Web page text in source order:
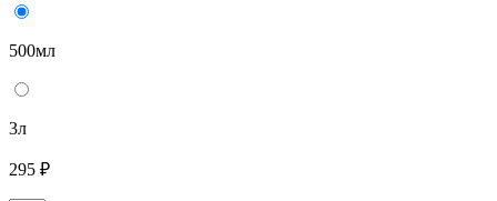
500мл
3л
295 ₽